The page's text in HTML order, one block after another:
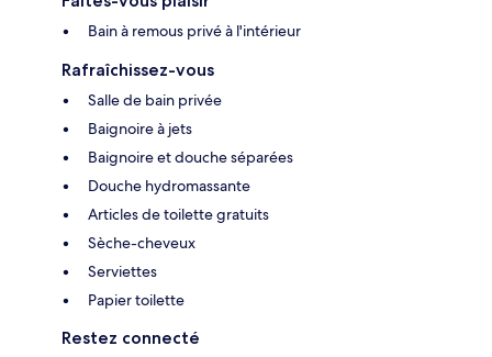
Bain à remous privé à l'intérieur
Rafraîchissez-vous
Salle de bain privée
Baignoire à jets
Baignoire et douche séparées
Douche hydromassante
Articles de toilette gratuits
Sèche-cheveux
Serviettes
Papier toilette
Restez connecté